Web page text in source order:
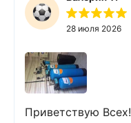
28 июля 2026
Приветствую Всех! Приобрел систему